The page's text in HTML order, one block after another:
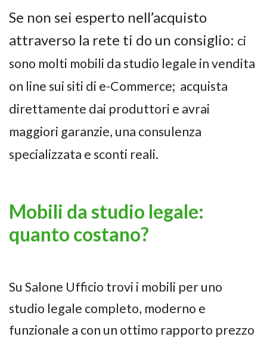
Se non sei esperto nell’acquisto
attraverso la rete ti do un consiglio: ci
sono molti mobili da studio legale in vendita
on line sui siti di e-Commerce; acquista
direttamente dai produttori e avrai
maggiori garanzie, una consulenza
specializzata e sconti reali.
Mobili da studio legale:
quanto costano?
Su Salone Ufficio trovi i mobili per uno
studio legale completo, moderno e
funzionale a con un ottimo rapporto prezzo